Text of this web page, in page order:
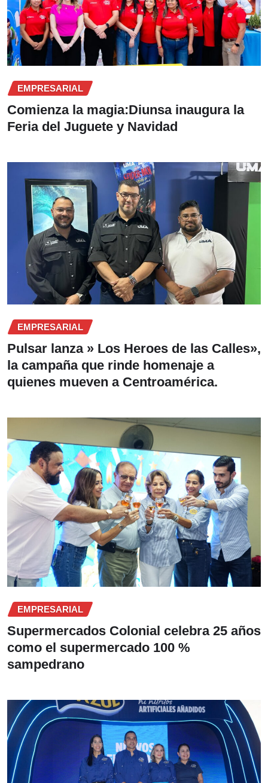
EMPRESARIAL
Comienza la magia:Diunsa inaugura la
Feria del Juguete y Navidad
EMPRESARIAL
Pulsar lanza » Los Heroes de las Calles»,
la campaña que rinde homenaje a
quienes mueven a Centroamérica.
EMPRESARIAL
Supermercados Colonial celebra 25 años
como el supermercado 100 %
sampedrano